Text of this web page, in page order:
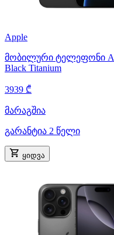
Apple
მობილური ტელეფონი
Black Titanium
3939 ₾
მარაგშია
გარანტია 2 წელი
ყიდვა